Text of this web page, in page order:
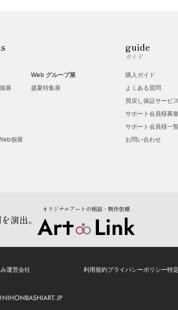
リコ各「企画展」
各「企画展」
プ展に数回参加
展
個展
Web グループ展
盛夏特集展
guide
ガイド
購入ガイド
よくある質問
買戻し保証サービス
サポート会員様募
サポート会員様一
お問い合わせ
演出。
オリジナルアートの相談・制作依頼
運営会社 利用規約プライバシーポリシー特